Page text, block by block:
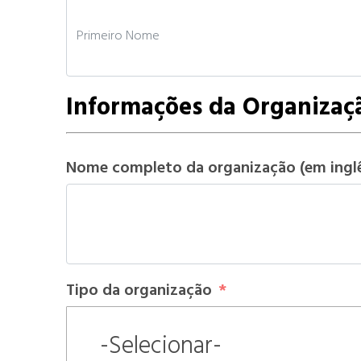
Informações da
Nome completo da organização (em
Tipo da organização
-Selecionar-